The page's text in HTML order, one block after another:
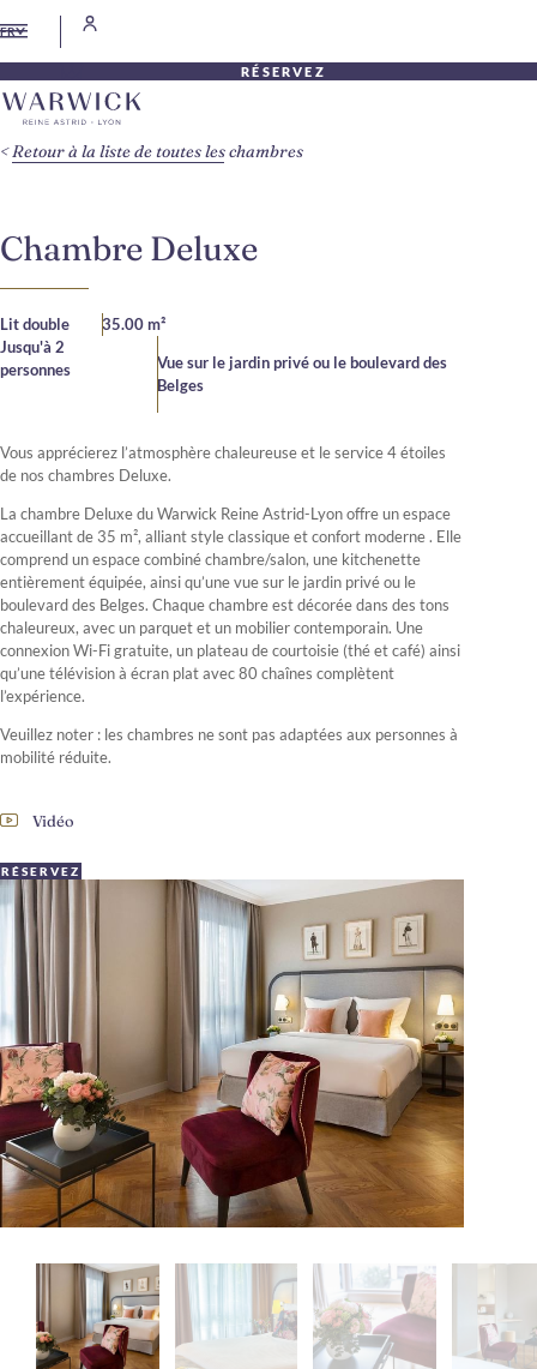
FR
RÉSERVEZ
Chambre Deluxe
Lit double
35.00 m²
Jusqu'à 2
personnes
Vue sur le jardin privé ou le boulevard des
Belges
Vous apprécierez l’atmosphère chaleureuse et le service 4 étoiles
de nos chambres Deluxe.
La chambre Deluxe du Warwick Reine Astrid-Lyon offre un espace
accueillant de 35 m², alliant style classique et confort moderne . Elle
comprend un espace combiné chambre/salon, une kitchenette
entièrement équipée, ainsi qu’une vue sur le jardin privé ou le
boulevard des Belges. Chaque chambre est décorée dans des tons
chaleureux, avec un parquet et un mobilier contemporain. Une
connexion Wi-Fi gratuite, un plateau de courtoisie (thé et café) ainsi
qu’une télévision à écran plat avec 80 chaînes complètent
l’expérience.
Veuillez noter : les chambres ne sont pas adaptées aux personnes à
mobilité réduite.
Vidéo
RÉSERVEZ
Retour à la liste de toutes les chambres